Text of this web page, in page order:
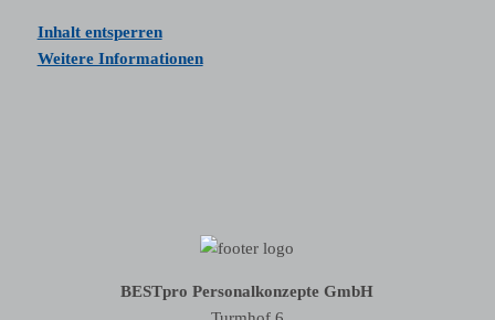
Inhalt entsperren
Weitere Informationen
BESTpro Personalkonzepte GmbH